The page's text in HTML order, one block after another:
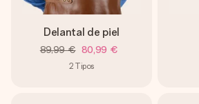
Delantal de piel
89,99 € 80,99 €
2 Tipos